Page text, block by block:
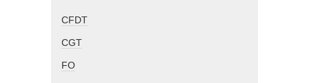
CFDT
CGT
FO